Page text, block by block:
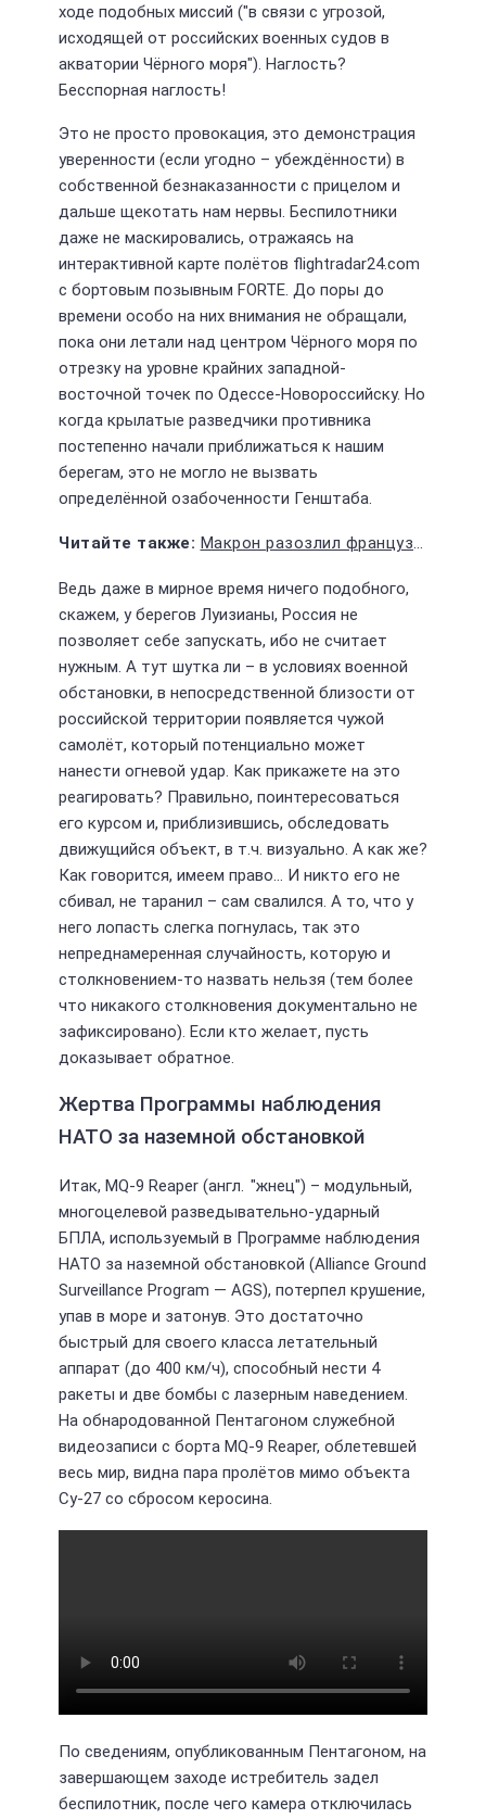
ходе подобных миссий ("в связи с угрозой,
исходящей от российских военных судов в
акватории Чёрного моря"). Наглость?
Бесспорная наглость!
Это не просто провокация, это демонстрация
уверенности (если угодно – убеждённости) в
собственной безнаказанности с прицелом и
дальше щекотать нам нервы. Беспилотники
даже не маскировались, отражаясь на
интерактивной карте полётов flightradar24.com
с бортовым позывным FORTE. До поры до
времени особо на них внимания не обращали,
пока они летали над центром Чёрного моря по
отрезку на уровне крайних западной-
восточной точек по Одессе-Новороссийску. Но
когда крылатые разведчики противника
постепенно начали приближаться к нашим
берегам, это не могло не вызвать
определённой озабоченности Генштаба.
Макрон разозлил французов повышением пенсионного возраста
Ведь даже в мирное время ничего подобного,
скажем, у берегов Луизианы, Россия не
позволяет себе запускать, ибо не считает
нужным. А тут шутка ли – в условиях военной
обстановки, в непосредственной близости от
российской территории появляется чужой
самолёт, который потенциально может
нанести огневой удар. Как прикажете на это
реагировать? Правильно, поинтересоваться
его курсом и, приблизившись, обследовать
движущийся объект, в т.ч. визуально. А как же?
Как говорится, имеем право… И никто его не
сбивал, не таранил – сам свалился. А то, что у
него лопасть слегка погнулась, так это
непреднамеренная случайность, которую и
столкновением-то назвать нельзя (тем более
что никакого столкновения документально не
зафиксировано). Если кто желает, пусть
доказывает обратное.
Жертва Программы наблюдения
НАТО за наземной обстановкой
Итак, MQ-9 Reaper (англ. "жнец") – модульный,
многоцелевой разведывательно-ударный
БПЛА, используемый в Программе наблюдения
НАТО за наземной обстановкой (Alliance Ground
Surveillance Program — AGS), потерпел крушение,
упав в море и затонув. Это достаточно
быстрый для своего класса летательный
аппарат (до 400 км/ч), способный нести 4
ракеты и две бомбы c лазерным наведением.
На обнародованной Пентагоном служебной
видеозаписи с борта MQ-9 Reaper, облетевшей
весь мир, видна пара пролётов мимо объекта
Су-27 со сбросом керосина.
По сведениям, опубликованным Пентагоном, на
завершающем заходе истребитель задел
беспилотник, после чего камера отключилась